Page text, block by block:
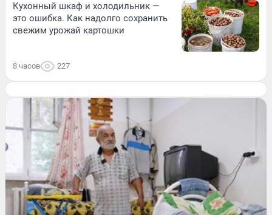
Кухонный шкаф и холодильник —
это ошибка. Как надолго сохранить
свежим урожай картошки
8 часов 227